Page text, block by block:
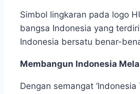
Simbol lingkaran pada logo
bangsa Indonesia yang
Indonesia bersatu benar-
Membangun Indonesia
Dengan semangat